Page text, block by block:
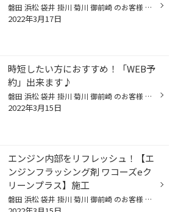
磐田 浜松 袋井 掛川 菊川 御前崎 のお客様 いつもご来店ありがとうございます。 磐田市弥藤太島にあります ブリヂストンタイヤの専門店 タイヤ館磐田店です。  ３月も中旬に入り春を感じさせます。 日中の気温もだいぶ上がってきました。 久しぶりエアコンをかけましょう！ 「あれ!?」何かにおう...
2022年3月17日
時短したい方におすすめ！「WEB予
約」出来ます♪
磐田 浜松 袋井 掛川 菊川 御前崎 のお客様 いつもご来店ありがとうございます。 磐田市弥藤太島にあります ブリヂストンタイヤの専門店 タイヤ館磐田店です。 今回はサービスWEB予約のご紹介です！ 「オイル交換したいんだけど、忙しくて 店頭や電話でいろいろ相談する時間すら惜しい」 そんなお客...
2022年3月15日
エンジン内部をリフレッシュ！【エ
ンジンフラッシング剤 ワコーズeク
リーンプラス】施工
磐田 浜松 袋井 掛川 菊川 御前崎 のお客様 いつもご来店ありがとうございます。 磐田市弥藤太島にあります ブリヂストンタイヤの専門店 タイヤ館磐田店です。 今回はエンジンオイル交換と一緒におすすめの、 エンジンフラッシング剤 ワコーズeクリーンプラスのご紹介です。 今回はエンジンオイル交...